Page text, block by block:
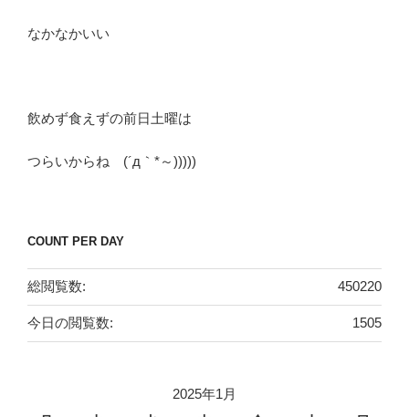
なかなかいい
飲めず食えずの前日土曜は
つらいからね (´д｀*～)))))
COUNT PER DAY
450220
総閲覧数:
1505
今日の閲覧数:
2025年1月